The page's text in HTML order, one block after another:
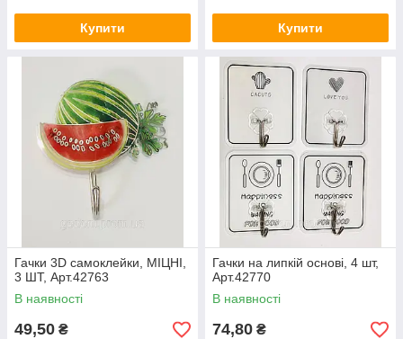
Купити Купити
Гачки 3D самоклейки, МІЦНІ,
3 ШТ, Арт.42763
В наявності
49,50 ₴
Гачки на липкій основі, 4 шт,
Арт.42770
В наявності
74,80 ₴